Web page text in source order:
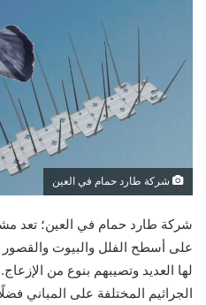
شركة طارد حمام في العين
شركة طارد حمام في العين؛ تعد
على أسطح الفلل والبيوت
لها العديد وتصيبهم بنوع من
الجراثيم المختلفة على المباني